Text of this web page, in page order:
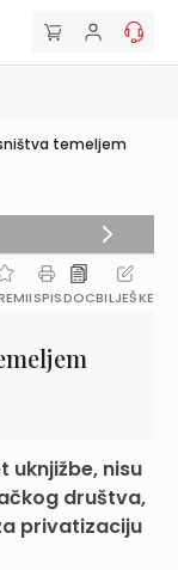
temeljem
ISPISDOCBILJEŠKE
uknjižbe, nisu
društva,
privatizaciju